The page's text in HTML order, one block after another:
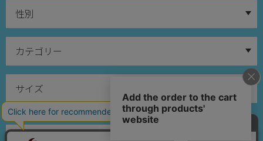
※サイズについてのご注意